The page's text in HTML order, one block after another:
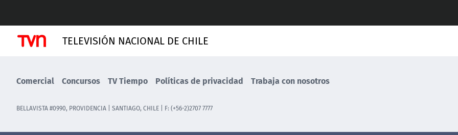
TELEVISIÓN NACIONAL DE CHILE
Comercial Concursos TV Tiempo Políticas de privacidad Trabaja con nosotros
BELLAVISTA #0990, PROVIDENCIA | SANTIAGO, CHILE | F: (+56-2)2707 7777